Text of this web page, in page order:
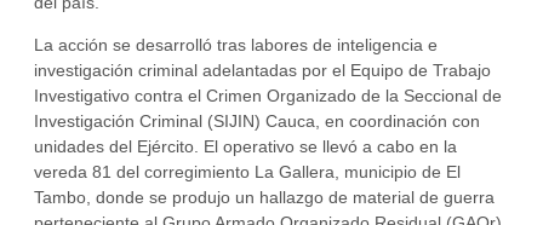
La acción se desarrolló tras labores de inteligencia e
investigación criminal adelantadas por el Equipo de Trabajo
Investigativo contra el Crimen Organizado de la Seccional de
Investigación Criminal (SIJIN) Cauca, en coordinación con
unidades del Ejército. El operativo se llevó a cabo en la
vereda 81 del corregimiento La Gallera, municipio de El
Tambo, donde se produjo un hallazgo de material de guerra